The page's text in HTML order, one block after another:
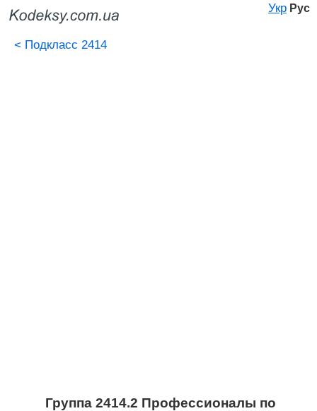
Укр Рус
< Подкласс 2414
Группа 2414.2 Профессионалы по